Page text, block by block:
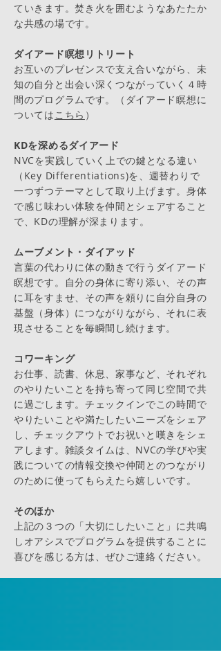
ていきます。焚き火を囲むようなあたたか
な共感の場です。
ダイアード瞑想リトリート
お互いのプレゼンスで支え合いながら、未
知の自分と出会い深くつながっていく４時
間のプログラムです。（ダイアード瞑想に
ついてはこちら ）
KDを深めるダイアード
NVCを実践していく上での鍵となる違い
（Key Differentiations)を、週替わりで
一つずつテーマとして取り上げます。身体
で感じ味わい体験を仲間とシェアすること
で、KDの理解が深まります。
ムーブメント・ダイアッド
言葉の代わりに体の動きで行うダイアード
瞑想です。自分の身体に寄り添い、その声
に耳をすませ、その声を頼りに自分自身の
基盤（身体）につながりながら、それに表
現させることを毎瞬間し続けます。
コワーキング
お仕事、読書、休息、家事など、それぞれ
のやりたいことを持ち寄って同じ空間で共
に過ごします。チェックインでこの時間で
やりたいことや満たしたいニーズをシェア
し、チェックアウトでお祝いと嘆きをシェ
アします。雑談タイムは、NVCの学びや実
践についての情報交換や仲間とのつながり
のために使ってもらえたら嬉しいです。
そのほか
上記の３つの「大切にしたいこと」に共鳴
しオアシスでプログラムを提供することに
喜びを感じる方は、ぜひご連絡ください。